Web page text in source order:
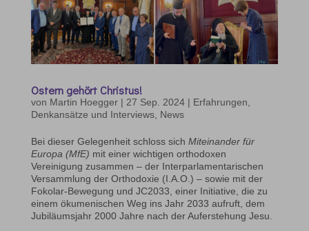
Ostern gehört Christus!
von Martin Hoegger| 27 Sep. 2024| Erfahrungen,
Denkansätze und Interviews, News
Bei dieser Gelegenheit schloss sich Miteinander für
Europa (MfE) mit einer wichtigen orthodoxen
Vereinigung zusammen – der Interparlamentarischen
Versammlung der Orthodoxie (I.A.O.) – sowie mit der
Fokolar-Bewegung und JC2033, einer Initiative, die zu
einem ökumenischen Weg ins Jahr 2033 aufruft, dem
Jubiläumsjahr 2000 Jahre nach der Auferstehung Jesu.